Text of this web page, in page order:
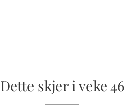
Dette skjer i veke 46